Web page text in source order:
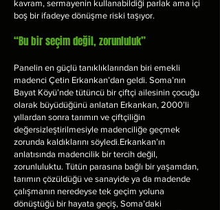
kavram, sermayenin kullanabildiği parlak ama içi
boş bir ifadeye dönüşme riski taşıyor.
“Bu bir seçim değil, zorunluluk”
Panelin en güçlü tanıklıklarından biri emekli
madenci Çetin Erkankan’dan geldi. Soma’nın
Bayat Köyü’nde tütüncü bir çiftçi ailesinin çocuğu
olarak büyüdüğünü anlatan Erkankan, 2000’li
yıllardan sonra tarımın ve çiftçiliğin
değersizleştirilmesiyle madenciliğe geçmek
zorunda kaldıklarını söyledi.Erkankan’ın
anlatısında madencilik bir tercih değil,
zorunluluktu. Tütün parasına bağlı bir yaşamdan,
tarımın çözüldüğü ve sanayide ya da madende
çalışmanın neredeyse tek geçim yoluna
dönüştüğü bir hayata geçiş, Soma’daki